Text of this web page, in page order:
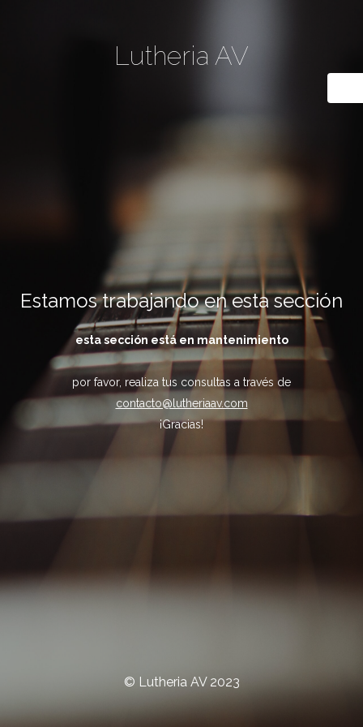
Lutheria AV
Estamos trabajando en esta sección
esta sección está en mantenimiento
por favor, realiza tus consultas a través de
contacto@lutheriaav.com
¡Gracias!
© Lutheria AV 2023